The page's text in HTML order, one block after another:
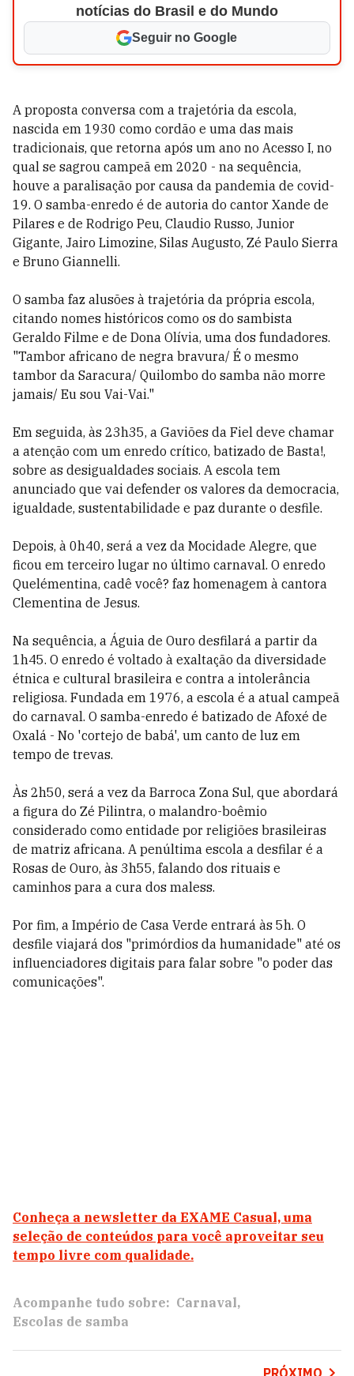
notícias do Brasil e do Mundo
Seguir no Google
A proposta conversa com a trajetória da escola,
nascida em 1930 como cordão e uma das mais
tradicionais, que retorna após um ano no Acesso I, no
qual se sagrou campeã em 2020 - na sequência,
houve a paralisação por causa da pandemia de covid-
19. O samba-enredo é de autoria do cantor Xande de
Pilares e de Rodrigo Peu, Claudio Russo, Junior
Gigante, Jairo Limozine, Silas Augusto, Zé Paulo Sierra
e Bruno Giannelli.
O samba faz alusões à trajetória da própria escola,
citando nomes históricos como os do sambista
Geraldo Filme e de Dona Olívia, uma dos fundadores.
"Tambor africano de negra bravura/ É o mesmo
tambor da Saracura/ Quilombo do samba não morre
jamais/ Eu sou Vai-Vai."
Em seguida, às 23h35, a Gaviões da Fiel deve chamar
a atenção com um enredo crítico, batizado de Basta!,
sobre as desigualdades sociais. A escola tem
anunciado que vai defender os valores da democracia,
igualdade, sustentabilidade e paz durante o desfile.
Depois, à 0h40, será a vez da Mocidade Alegre, que
ficou em terceiro lugar no último carnaval. O enredo
Quelémentina, cadê você? faz homenagem à cantora
Clementina de Jesus.
Na sequência, a Águia de Ouro desfilará a partir da
1h45. O enredo é voltado à exaltação da diversidade
étnica e cultural brasileira e contra a intolerância
religiosa. Fundada em 1976, a escola é a atual campeã
do carnaval. O samba-enredo é batizado de Afoxé de
Oxalá - No 'cortejo de babá', um canto de luz em
tempo de trevas.
Às 2h50, será a vez da Barroca Zona Sul, que abordará
a figura do Zé Pilintra, o malandro-boêmio
considerado como entidade por religiões brasileiras
de matriz africana. A penúltima escola a desfilar é a
Rosas de Ouro, às 3h55, falando dos rituais e
caminhos para a cura dos maless.
Por fim, a Império de Casa Verde entrará às 5h. O
desfile viajará dos "primórdios da humanidade" até os
influenciadores digitais para falar sobre "o poder das
comunicações".
Conheça a newsletter da EXAME Casual, uma
seleção de conteúdos para você aproveitar seu
tempo livre com qualidade.
Acompanhe tudo sobre: Carnaval
Escolas de samba
PRÓXIMO